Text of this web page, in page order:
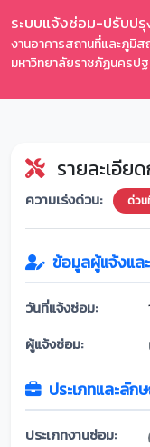
ระบบแจ้งซ่อม-ปรับป
งานอาคารสถานที่และภูมิ
มหาวิทยาลัยราชภัฏนครป
รายละเอีย
ความเร่งด่วน: ด่ว
ข้อมูลผู้แจ้งแล
วันที่แจ้งซ่อม:
ผู้แจ้งซ่อม:
ประเภทและลัก
ประเภทงานซ่อม: